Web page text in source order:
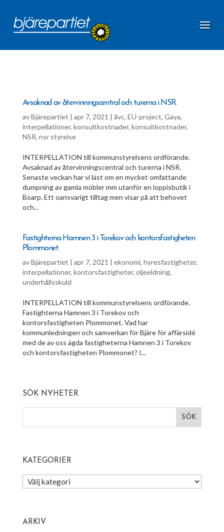
Avsaknad av återvinningscentral och turerna i NSR.
avBjärepartiet | apr 7, 2021 | åvc, EU-project, Gaya,
interpellationer, konsultkostnader, konsultkostnader,
NSR, nsr styrelse
INTERPELLATION till kommunstyrelsens ordförande.
Avsaknad av återvinningscentral och turerna i NSR.
Senaste veckan har vi läst om en mycket omfattande
dumpning av gamla möbler mm utanför en loppisbutik i
Boarp. Ett oansvarigt tilltag men visar på att behovet
och...
F a s t i g h t e r n a H a m n e n 3 i T o r e k o v o c h k o n t o r s f a s t i g h e t e n
P l o m m o n e t .
avBjärepartiet | apr 7, 2021 | ekonomi, hyresfastigheter,
interpellationer, kontorsfastigheter, oljeeldning,
underhållsskuld
INTERPELLATION till kommunstyrelsens ordförande.
Fastighterna Hamnen 3 i Torekov och
kontorsfastigheten Plommonet. Vad har
kommunledningen och samverkan för Bjäre för affärsidé
med de av oss ägda fastigheterna Hamnen 3 i Torekov
och kontorsfastigheten Plommonet? I...
SÖK NYHETER
KATEGORIER
Kategorier
ARKIV